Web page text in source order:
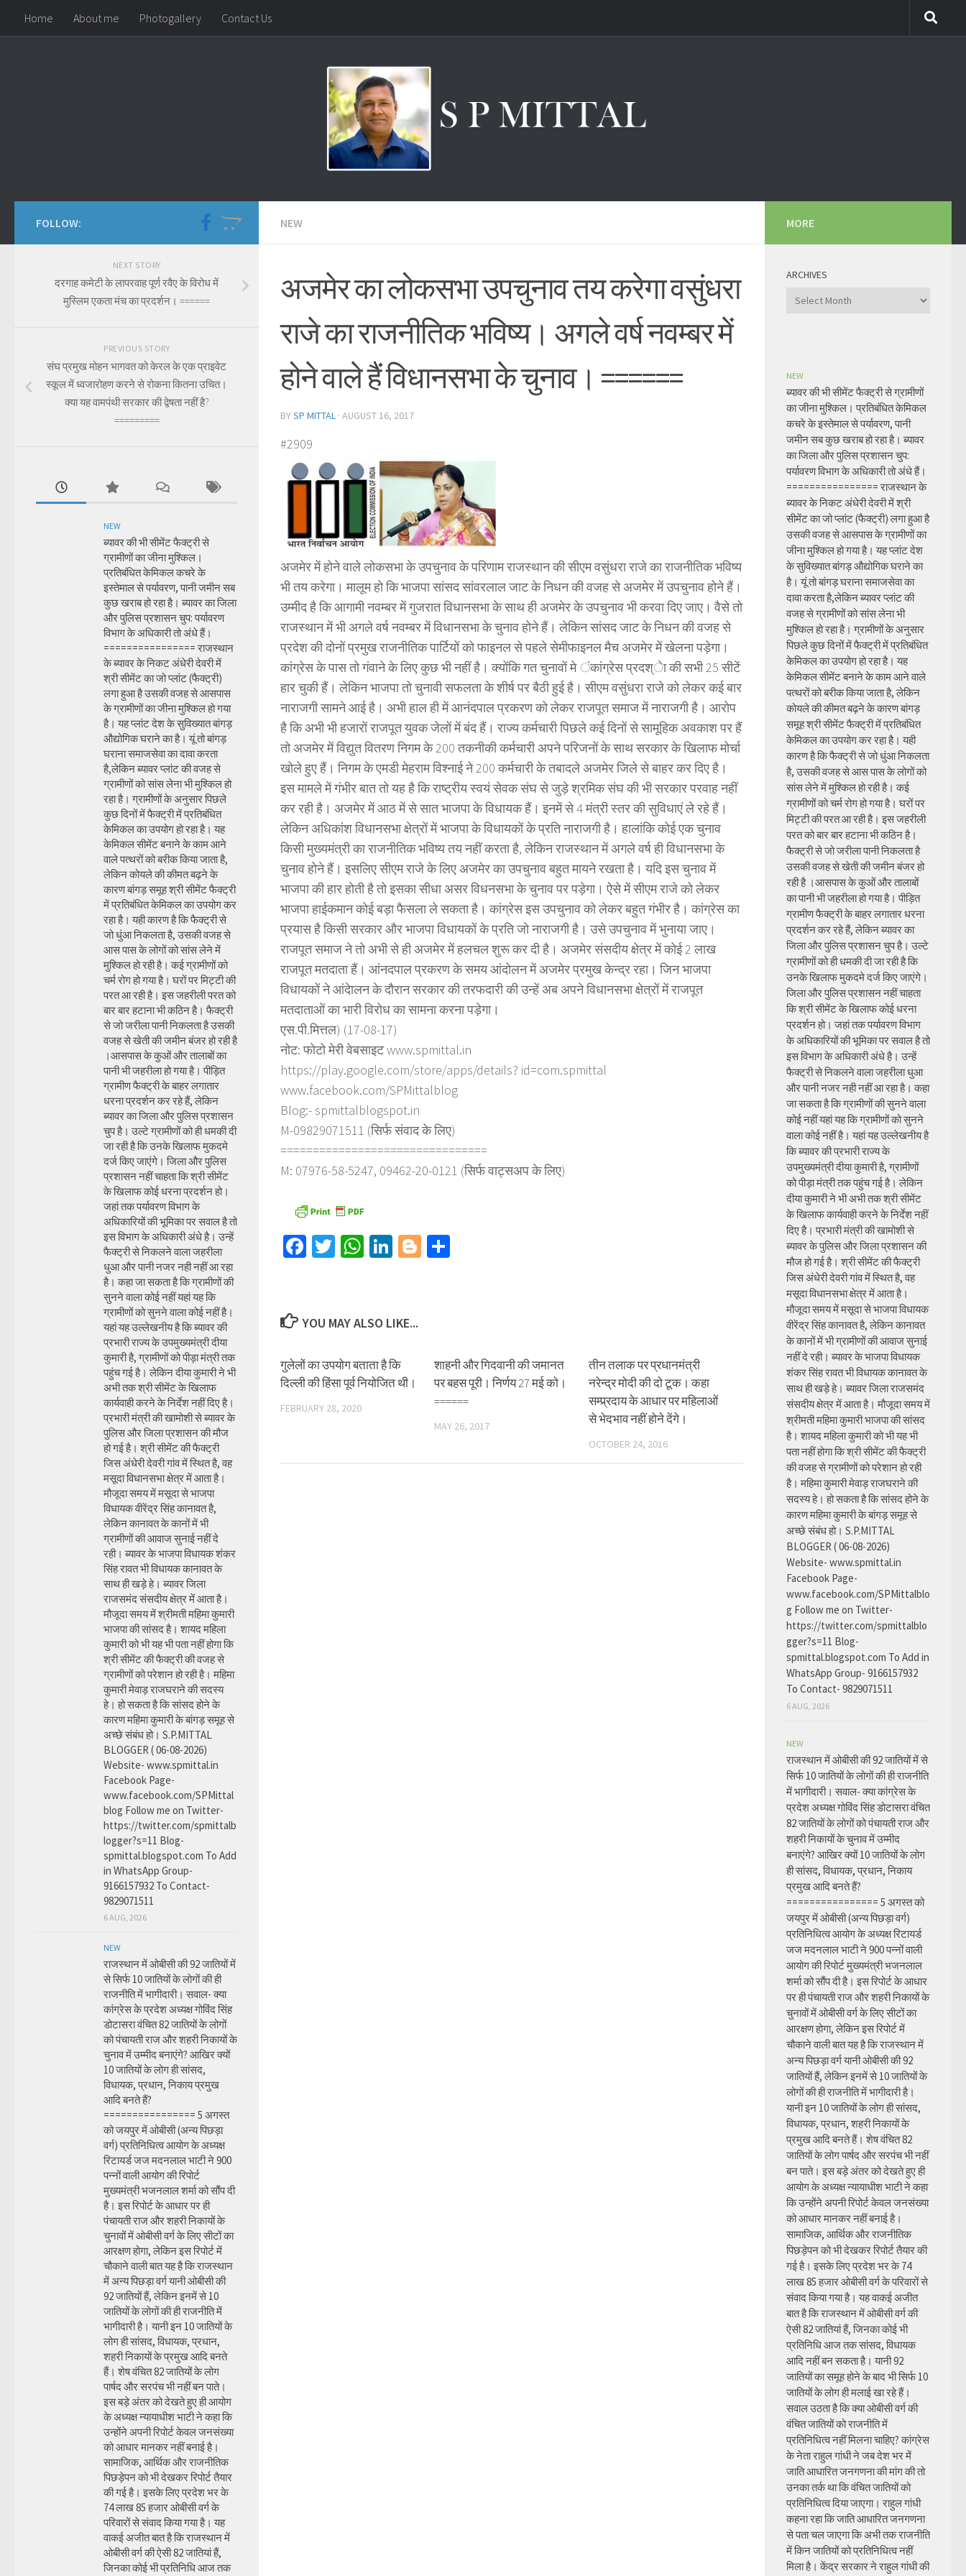
Skip to content
Home About me Photogallery Contact Us
NEW
अजमेर का लोकसभा उपचुनाव तय करेगा वसुंधरा
राजे का राजनीतिक भविष्य। अगले वर्ष नवम्बर में
होने वाले हैं विधानसभा के चुनाव। ======
BYSP MITTAL · AUGUST 16, 2017
#2909
अजमेर में होने वाले लोकसभा के उपचुनाव के परिणाम राजस्थान की सीएम वसुंधरा राजे का राजनीतिक भविष्य
भी तय करेगा। मालूम हो कि भाजपा सांसद सांवरलाल जाट के निधन की वजह से अजमेर में उपचुनाव होने हैं।
उम्मीद है कि आगामी नवम्बर में गुजरात विधानसभा के साथ ही अजमेर के उपचुनाव भी करवा दिए जाए। वैसे तो
राजस्थान में भी अगले वर्ष नवम्बर में विधानसभा के चुनाव होने हैं। लेकिन सांसद जाट के निधन की वजह से
प्रदेश की दोनों प्रमुख राजनीतिक पार्टियों को फाइनल से पहले सेमीफाइनल मैच अजमेर में खेलना पड़ेगा।
कांग्रेस के पास तो गंवाने के लिए कुछ भी नहीं है। क्योंकि गत चुनावों मे ंकांग्रेस प्रदश्ेा की सभी 25 सीटें
हार चुकी हैं। लेकिन भाजपा तो चुनावी सफलता के शीर्ष पर बैठी हुई है। सीएम वसुंधरा राजे को लेकर कई बार
नाराजगी सामने आई है। अभी हाल ही में आनंदपाल प्रकरण को लेकर राजपूत समाज में नाराजगी है। आरोप
है कि अभी भी हजारों राजपूत युवक जेलों में बंद हैं। राज्य कर्मचारी पिछले कई दिनों से सामूहिक अवकाश पर हैं
तो अजमेर में विद्युत वितरण निगम के 200 तकनीकी कर्मचारी अपने परिजनों के साथ सरकार के खिलाफ मोर्चा
खोले हुए हैं। निगम के एमडी मेहराम विश्नाई ने 200 कर्मचारी के तबादले अजमेर जिले से बाहर कर दिए है।
इस मामले में गंभीर बात तो यह है कि राष्ट्रीय स्वयं सेवक संघ से जुड़े श्रमिक संघ की भी सरकार परवाह नहीं
कर रही है। अजमेर में आठ में से सात भाजपा के विधायक हैं। इनमें से 4 मंत्री स्तर की सुविधाएं ले रहे हैं।
लेकिन अधिकांश विधानसभा क्षेत्रों में भाजपा के विधायकों के प्रति नाराजगी है। हालांकि कोई एक चुनाव
किसी मुख्यमंत्री का राजनीतिक भविष्य तय नहीं करता है, लेकिन राजस्थान में अगले वर्ष ही विधानसभा के
चुनाव होने हैं। इसलिए सीएम राजे के लिए अजमेर का उपचुनाव बहुत मायने रखता है। यदि इस चुनाव में
भाजपा की हार होती है तो इसका सीधा असर विधनसभा के चुनाव पर पड़ेगा। ऐसे में सीएम राजे को लेकर
भाजपा हाईकमान कोई बड़ा फैसला ले सकता है। कांग्रेस इस उपचुनाव को लेकर बहुत गंभीर है। कांग्रेस का
प्रयास है किसी सरकार और भाजपा विधायकों के प्रति जो नाराजगी है। उसे उपचुनाव में भुनाया जाए।
राजपूत समाज ने तो अभी से ही अजमेर में हलचल शुरू कर दी है। अजमेर संसदीय क्षेत्र में कोई 2 लाख
राजपूत मतदाता हैं। आंनदपाल प्रकरण के समय आंदोलन में अजमेर प्रमुख केन्द्र रहा। जिन भाजपा
विधायकों ने आंदेालन के दौरान सरकार की तरफदारी की उन्हें अब अपने विधानसभा क्षेत्रों में राजपूत
मतदाताओं का भारी विरोध का सामना करना पड़ेगा।
एस.पी.मित्तल) (17-08-17)
नोट: फोटो मेरी वेबसाइट www.spmittal.in
https://play.google.com/store/apps/details? id=com.spmittal
www.facebook.com/SPMittalblog
Blog:- spmittalblogspot.in
M-09829071511 (सिर्फ संवाद के लिए)
================================
M: 07976-58-5247, 09462-20-0121 (सिर्फ वाट्सअप के लिए)
Facebook
TwitterWhatsApp
LinkedIn
Blogger
YOU MAY ALSO LIKE...
गुलेलों का उपयोग बताता है कि
दिल्ली की हिंसा पूर्व नियोजित थी।
FEBRUARY 28, 2020
शाहनी और गिदवानी की जमानत
पर बहस पूरी। निर्णय 27 मई को।
======
MAY 26, 2017
तीन तलाक पर प्रधानमंत्री
नरेन्द्र मोदी की दो टूक। कहा
सम्प्र्रदाय के आधार पर महिलाओं
से भेदभाव नहीं होने देंगे।
OCTOBER 24, 2016
FOLLOW:
NEXT STORY
दरगाह कमेटी के लापरवाह पूर्ण रवैए के विरोध में
मुस्लिम एकता मंच का प्रदर्शन। ======
PREVIOUS STORY
संघ प्रमुख मोहन भागवत को केरल के एक प्राइवेट
स्कूल में ध्वजारोहण करने से रोकना कितना उचित।
क्या यह वामपंथी सरकार की द्वेषता नहीं है?
=========
NEW
ब्यावर की भी सीमेंट फैक्ट्री से
ग्रामीणों का जीना मुश्किल।
प्रतिबंधित केमिकल कचरे के
इस्तेमाल से पर्यावरण, पानी जमीन सब
कुछ खराब हो रहा है। ब्यावर का जिला
और पुलिस प्रशासन चुप: पर्यावरण
विभाग के अधिकारी तो अंधे हैं।
================ राजस्थान
के ब्यावर के निकट अंधेरी देवरी में
श्री सीमेंट का जो प्लांट (फैक्ट्री)
लगा हुआ है उसकी वजह से आसपास
के ग्रामीणों का जीना मुश्किल हो गया
है। यह प्लांट देश के सुविख्यात बांगड़
औद्योगिक घराने का है। यूं तो बांगड़
घराना समाजसेवा का दावा करता
है,लेकिन ब्यावर प्लांट की वजह से
ग्रामीणों को सांस लेना भी मुश्किल हो
रहा है। ग्रामीणों के अनुसार पिछले
कुछ दिनों में फैक्ट्री में प्रतिबंधित
केमिकल का उपयोग हो रहा है। यह
केमिकल सीमेंट बनाने के काम आने
वाले पत्थरों को बरीक किया जाता है,
लेकिन कोयले की कीमत बढ़ने के
कारण बांगड़ समूह श्री सीमेंट फैक्ट्री
में प्रतिबंधित केमिकल का उपयोग कर
रहा है। यही कारण है कि फैक्ट्री से
जो धुंआ निकलता है, उसकी वजह से
आस पास के लोगों को सांस लेने में
मुश्किल हो रही है। कई ग्रामीणों को
चर्म रोग हो गया है। घरों पर मिट्टी की
परत आ रही है। इस जहरीली परत को
बार बार हटाना भी कठिन है। फैक्ट्री
से जो जरीला पानी निकलता है उसकी
वजह से खेती की जमीन बंजर हो रही है
।आसपास के कुओं और तालाबों का
पानी भी जहरीला हो गया है। पीड़ित
ग्रामीण फैक्ट्री के बाहर लगातार
धरना प्रदर्शन कर रहे हैं, लेकिन
ब्यावर का जिला और पुलिस प्रशासन
चुप है। उल्टे ग्रामीणों को ही धमकी दी
जा रही है कि उनके खिलाफ मुकदमे
दर्ज किए जाएंगे। जिला और पुलिस
प्रशासन नहीं चाहता कि श्री सीमेंट
के खिलाफ कोई धरना प्रदर्शन हो।
जहां तक पर्यावरण विभाग के
अधिकारियों की भूमिका पर सवाल है तो
इस विभाग के अधिकारी अंधे है। उन्हें
फैक्ट्री से निकलने वाला जहरीला
धुआ और पानी नजर नही नहीं आ रहा
है। कहा जा सकता है कि ग्रामीणों की
सुनने वाला कोई नहीं यहां यह कि
ग्रामीणों को सुनने वाला कोई नहीं है।
यहां यह उल्लेखनीय है कि ब्यावर की
प्रभारी राज्य के उपमुख्यमंत्री दीया
कुमारी है, ग्रामीणों को पीड़ा मंत्री तक
पहुंच गई है। लेकिन दीया कुमारी ने भी
अभी तक श्री सीमेंट के खिलाफ
कार्यवाही करने के निर्देश नहीं दिए है।
प्रभारी मंत्री की खामोशी से ब्यावर के
पुलिस और जिला प्रशासन की मौज
हो गई है। श्री सीमेंट की फैक्ट्री
जिस अंधेरी देवरी गांव में स्थित है, वह
मसूदा विधानसभा क्षेत्र में आता है।
मौजूदा समय में मसूदा से भाजपा
विधायक वीरेंद्र सिंह कानावत है,
लेकिन कानावत के कानों में भी
ग्रामीणों की आवाज सुनाई नहीं दे
रही। ब्यावर के भाजपा विधायक शंकर
सिंह रावत भी विधायक कानावत के
साथ ही खड़े हे। ब्यावर जिला
राजसमंद संसदीय क्षेत्र में आता है।
मौजूदा समय में श्रीमती महिमा कुमारी
भाजपा की सांसद है। शायद महिला
कुमारी को भी यह भी पता नहीं होगा कि
श्री सीमेंट की फैक्ट्री की वजह से
ग्रामीणों को परेशान हो रही है। महिमा
कुमारी मेवाड़ राजघराने की सदस्य
हे। हो सकता है कि सांसद होने के
कारण महिमा कुमारी के बांगड़ समूह से
अच्छे संबंध हो। S.P.MITTAL
BLOGGER ( 06-08-2026)
Website- www.spmittal.in
Facebook Page-
www.facebook.com/SPMittal
blog Follow me on Twitter-
https://twitter.com/spmittalb
logger?s=11 Blog-
spmittal.blogspot.com To Add
in WhatsApp Group-
9166157932 To Contact-
9829071511
6 AUG, 2026
NEW
राजस्थान में ओबीसी की 92 जातियों में
से सिर्फ 10 जातियों के लोगों की ही
राजनीति में भागीदारी। सवाल- क्या
कांग्रेस के प्रदेश अध्यक्ष गोविंद सिंह
डोटासरा वंचित 82 जातियों के लोगों
को पंचायती राज और शहरी निकायों के
चुनाव में उम्मीद बनाएंगे? आखिर क्यों
10 जातियों के लोग ही सांसद,
विधायक, प्रधान, निकाय प्रमुख
आदि बनते हैं?
================ 5 अगस्त
को जयपुर में ओबीसी (अन्य पिछड़ा
वर्ग) प्रतिनिधित्व आयोग के अध्यक्ष
रिटायर्ड जज मदनलाल भाटी ने 900
पन्नों वाली आयोग की रिपोर्ट
मुख्यमंत्री भजनलाल शर्मा को सौंप दी
है। इस रिपोर्ट के आधार पर ही
पंचायती राज और शहरी निकायों के
चुनावों में ओबीसी वर्ग के लिए सीटों का
आरक्षण होगा, लेकिन इस रिपोर्ट में
चौकाने वाली बात यह है कि राजस्थान
में अन्य पिछड़ा वर्ग यानी ओबीसी की
92 जातियों हैं, लेकिन इनमें से 10
जातियों के लोगों की ही राजनीति में
भागीदारी है। यानी इन 10 जातियों के
लोग ही सांसद, विधायक, प्रधान,
शहरी निकायों के प्रमुख आदि बनते
हैं। शेष वंचित 82 जातियों के लोग
पार्षद और सरपंच भी नहीं बन पाते।
इस बड़े अंतर को देखते हुए ही आयोग
के अध्यक्ष न्यायाधीश भाटी ने कहा कि
उन्होंने अपनी रिपोर्ट केवल जनसंख्या
को आधार मानकर नहीं बनाई है।
सामाजिक, आर्थिक और राजनीतिक
पिछड़ेपन को भी देखकर रिपोर्ट तैयार
की गई है। इसके लिए प्रदेश भर के
74 लाख 85 हजार ओबीसी वर्ग के
परिवारों से संवाद किया गया है। यह
वाकई अजीत बात है कि राजस्थान में
ओबीसी वर्ग की ऐसी 82 जातियां हैं,
जिनका कोई भी प्रतिनिधि आज तक
MORE
ARCHIVES
Archives
NEW
ब्यावर की भी सीमेंट फैक्ट्री से ग्रामीणों
का जीना मुश्किल। प्रतिबंधित केमिकल
कचरे के इस्तेमाल से पर्यावरण, पानी
जमीन सब कुछ खराब हो रहा है। ब्यावर
का जिला और पुलिस प्रशासन चुप:
पर्यावरण विभाग के अधिकारी तो अंधे हैं।
================ राजस्थान के
ब्यावर के निकट अंधेरी देवरी में श्री
सीमेंट का जो प्लांट (फैक्ट्री) लगा हुआ है
उसकी वजह से आसपास के ग्रामीणों का
जीना मुश्किल हो गया है। यह प्लांट देश
के सुविख्यात बांगड़ औद्योगिक घराने का
है। यूं तो बांगड़ घराना समाजसेवा का
दावा करता है,लेकिन ब्यावर प्लांट की
वजह से ग्रामीणों को सांस लेना भी
मुश्किल हो रहा है। ग्रामीणों के अनुसार
पिछले कुछ दिनों में फैक्ट्री में प्रतिबंधित
केमिकल का उपयोग हो रहा है। यह
केमिकल सीमेंट बनाने के काम आने वाले
पत्थरों को बरीक किया जाता है, लेकिन
कोयले की कीमत बढ़ने के कारण बांगड़
समूह श्री सीमेंट फैक्ट्री में प्रतिबंधित
केमिकल का उपयोग कर रहा है। यही
कारण है कि फैक्ट्री से जो धुंआ निकलता
है, उसकी वजह से आस पास के लोगों को
सांस लेने में मुश्किल हो रही है। कई
ग्रामीणों को चर्म रोग हो गया है। घरों पर
मिट्टी की परत आ रही है। इस जहरीली
परत को बार बार हटाना भी कठिन है।
फैक्ट्री से जो जरीला पानी निकलता है
उसकी वजह से खेती की जमीन बंजर हो
रही है ।आसपास के कुओं और तालाबों
का पानी भी जहरीला हो गया है। पीड़ित
ग्रामीण फैक्ट्री के बाहर लगातार धरना
प्रदर्शन कर रहे हैं, लेकिन ब्यावर का
जिला और पुलिस प्रशासन चुप है। उल्टे
ग्रामीणों को ही धमकी दी जा रही है कि
उनके खिलाफ मुकदमे दर्ज किए जाएंगे।
जिला और पुलिस प्रशासन नहीं चाहता
कि श्री सीमेंट के खिलाफ कोई धरना
प्रदर्शन हो। जहां तक पर्यावरण विभाग
के अधिकारियों की भूमिका पर सवाल है तो
इस विभाग के अधिकारी अंधे है। उन्हें
फैक्ट्री से निकलने वाला जहरीला धुआ
और पानी नजर नही नहीं आ रहा है। कहा
जा सकता है कि ग्रामीणों की सुनने वाला
कोई नहीं यहां यह कि ग्रामीणों को सुनने
वाला कोई नहीं है। यहां यह उल्लेखनीय है
कि ब्यावर की प्रभारी राज्य के
उपमुख्यमंत्री दीया कुमारी है, ग्रामीणों
को पीड़ा मंत्री तक पहुंच गई है। लेकिन
दीया कुमारी ने भी अभी तक श्री सीमेंट
के खिलाफ कार्यवाही करने के निर्देश नहीं
दिए है। प्रभारी मंत्री की खामोशी से
ब्यावर के पुलिस और जिला प्रशासन की
मौज हो गई है। श्री सीमेंट की फैक्ट्री
जिस अंधेरी देवरी गांव में स्थित है, वह
मसूदा विधानसभा क्षेत्र में आता है।
मौजूदा समय में मसूदा से भाजपा विधायक
वीरेंद्र सिंह कानावत है, लेकिन कानावत
के कानों में भी ग्रामीणों की आवाज सुनाई
नहीं दे रही। ब्यावर के भाजपा विधायक
शंकर सिंह रावत भी विधायक कानावत के
साथ ही खड़े हे। ब्यावर जिला राजसमंद
संसदीय क्षेत्र में आता है। मौजूदा समय में
श्रीमती महिमा कुमारी भाजपा की सांसद
है। शायद महिला कुमारी को भी यह भी
पता नहीं होगा कि श्री सीमेंट की फैक्ट्री
की वजह से ग्रामीणों को परेशान हो रही
है। महिमा कुमारी मेवाड़ राजघराने की
सदस्य हे। हो सकता है कि सांसद होने के
कारण महिमा कुमारी के बांगड़ समूह से
अच्छे संबंध हो। S.P.MITTAL
BLOGGER ( 06-08-2026)
Website- www.spmittal.in
Facebook Page-
www.facebook.com/SPMittalblo
g Follow me on Twitter-
https://twitter.com/spmittalblo
gger?s=11 Blog-
spmittal.blogspot.com To Add in
WhatsApp Group- 9166157932
To Contact- 9829071511
6 AUG, 2026
NEW
राजस्थान में ओबीसी की 92 जातियों में से
सिर्फ 10 जातियों के लोगों की ही राजनीति
में भागीदारी। सवाल- क्या कांग्रेस के
प्रदेश अध्यक्ष गोविंद सिंह डोटासरा वंचित
82 जातियों के लोगों को पंचायती राज और
शहरी निकायों के चुनाव में उम्मीद
बनाएंगे? आखिर क्यों 10 जातियों के लोग
ही सांसद, विधायक, प्रधान, निकाय
प्रमुख आदि बनते हैं?
================ 5 अगस्त को
जयपुर में ओबीसी (अन्य पिछड़ा वर्ग)
प्रतिनिधित्व आयोग के अध्यक्ष रिटायर्ड
जज मदनलाल भाटी ने 900 पन्नों वाली
आयोग की रिपोर्ट मुख्यमंत्री भजनलाल
शर्मा को सौंप दी है। इस रिपोर्ट के आधार
पर ही पंचायती राज और शहरी निकायों के
चुनावों में ओबीसी वर्ग के लिए सीटों का
आरक्षण होगा, लेकिन इस रिपोर्ट में
चौकाने वाली बात यह है कि राजस्थान में
अन्य पिछड़ा वर्ग यानी ओबीसी की 92
जातियों हैं, लेकिन इनमें से 10 जातियों के
लोगों की ही राजनीति में भागीदारी है।
यानी इन 10 जातियों के लोग ही सांसद,
विधायक, प्रधान, शहरी निकायों के
प्रमुख आदि बनते हैं। शेष वंचित 82
जातियों के लोग पार्षद और सरपंच भी नहीं
बन पाते। इस बड़े अंतर को देखते हुए ही
आयोग के अध्यक्ष न्यायाधीश भाटी ने कहा
कि उन्होंने अपनी रिपोर्ट केवल जनसंख्या
को आधार मानकर नहीं बनाई है।
सामाजिक, आर्थिक और राजनीतिक
पिछड़ेपन को भी देखकर रिपोर्ट तैयार की
गई है। इसके लिए प्रदेश भर के 74
लाख 85 हजार ओबीसी वर्ग के परिवारों से
संवाद किया गया है। यह वाकई अजीत
बात है कि राजस्थान में ओबीसी वर्ग की
ऐसी 82 जातियां हैं, जिनका कोई भी
प्रतिनिधि आज तक सांसद, विधायक
आदि नहीं बन सकता है। यानी 92
जातियों का समूह होने के बाद भी सिर्फ 10
जातियों के लोग ही मलाई खा रहे हैं।
सवाल उठता है कि क्या ओबीसी वर्ग की
वंचित जातियों को राजनीति में
प्रतिनिधित्व नहीं मिलना चाहिए? कांग्रेस
के नेता राहुल गांधी ने जब देश भर में
जाति आधारित जनगणना की मांग की तो
उनका तर्क था कि वंचित जातियों को
प्रतिनिधित्व दिया जाएगा। राहुल गांधी
कहना रहा कि जाति आधारित जनगणना
से पता चल जाएगा कि अभी तक राजनीति
में किन जातियों को प्रतिनिधित्व नहीं
मिला है। केंद्र सरकार ने राहुल गांधी की